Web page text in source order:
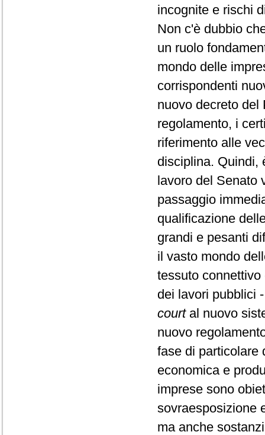
incognite e rischi
Non c'è dubbio
un ruolo
mondo delle
corrispondenti
nuovo decreto del
regolamento, i
riferimento alle
disciplina. Quindi,
lavoro del Senato
passaggio
qualificazione
grandi e pesanti
il vasto mondo
tessuto
dei lavori pubblici
courtal nuovo
nuovo
fase di particolare
economica e
imprese sono
sovraesposizione
ma anche